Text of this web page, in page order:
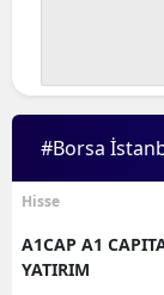
#Borsa
Hisse
A1CAP A1
YATIRIM